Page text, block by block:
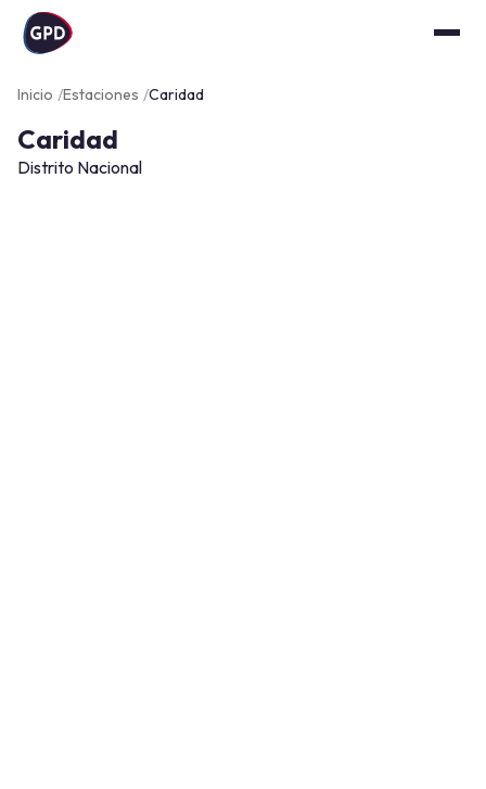
Inicio Estaciones Caridad
Caridad
Distrito Nacional